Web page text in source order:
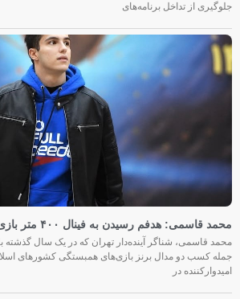
جلوگیری از تداخل برنامه‌های
محمد قاسمی: هدفم رسیدن به فینال ۴۰۰ متر بازی‌های آسیایی ناگویاست
محمد قاسمی، شناگر آینده‌دار تهران که در یک سال گذشته با
جمله کسب دو مدال برنز بازی‌های همبستگی کشورهای
امیدوارکننده در